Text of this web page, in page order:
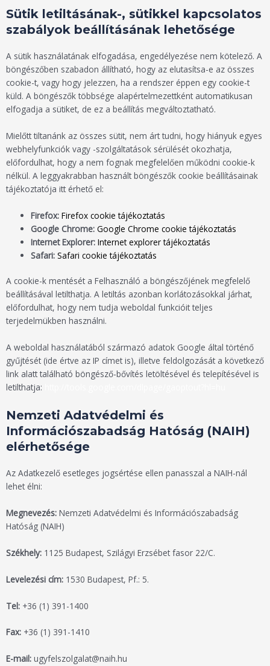
Sütik letiltásának-, sütikkel kapcsolatos
szabályok beállításának lehetősége
A sütik használatának elfogadása, engedélyezése nem kötelező. A
böngészőben szabadon állítható, hogy az elutasítsa-e az összes
cookie-t, vagy hogy jelezzen, ha a rendszer éppen egy cookie-t
küld. A böngészők többsége alapértelmezettként automatikusan
elfogadja a sütiket, de ez a beállítás megváltoztatható.
Mielőtt tiltanánk az összes sütit, nem árt tudni, hogy hiányuk egyes
webhelyfunkciók vagy -szolgáltatások sérülését okozhatja,
előfordulhat, hogy a nem fognak megfelelően működni cookie-k
nélkül. A leggyakrabban használt böngészők cookie beállításainak
tájékoztatója itt érhető el:
Firefox: Firefox cookie tájékoztatás
Google Chrome: Google Chrome cookie tájékoztatás
Internet Explorer: Internet explorer tájékoztatás
Safari: Safari cookie tájékoztatás
A cookie-k mentését a Felhasználó a böngészőjének megfelelő
beállításával letilthatja. A letiltás azonban korlátozásokkal járhat,
előfordulhat, hogy nem tudja weboldal funkcióit teljes
terjedelmükben használni.
A weboldal használatából származó adatok Google által történő
gyűjtését (ide értve az IP címet is), illetve feldolgozását a következő
link alatt található böngésző-bővítés letöltésével és telepítésével is
letilthatja:
Nemzeti Adatvédelmi és
Információszabadság Hatóság (NAIH)
elérhetősége
Az Adatkezelő esetleges jogsértése ellen panasszal a NAIH-nál
lehet élni:
Megnevezés: Nemzeti Adatvédelmi és Információszabadság
Hatóság (NAIH)
Székhely: 1125 Budapest, Szilágyi Erzsébet fasor 22/C.
Levelezési cím: 1530 Budapest, Pf.: 5.
Tel: +36 (1) 391-1400
Fax: +36 (1) 391-1410
E-mail: ugyfelszolgalat@naih.hu